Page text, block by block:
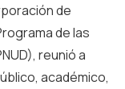
de
de las
reunió a
académico,